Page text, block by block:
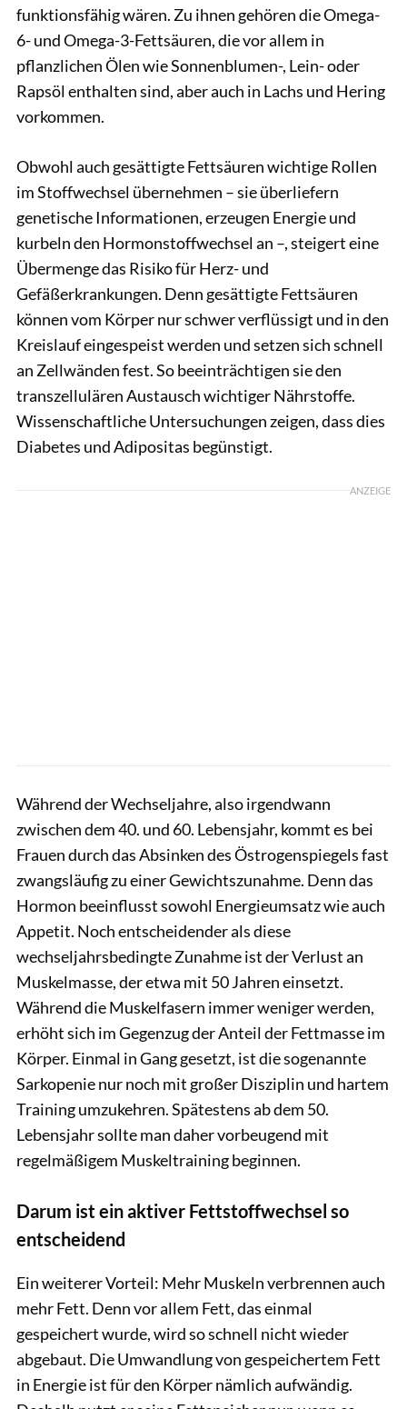
funktionsfähig wären. Zu ihnen gehören die Omega-
6- und Omega-3-Fettsäuren, die vor allem in
pflanzlichen Ölen wie Sonnenblumen-, Lein- oder
Rapsöl enthalten sind, aber auch in Lachs und Hering
vorkommen.
Obwohl auch gesättigte Fettsäuren wichtige Rollen
im Stoffwechsel übernehmen – sie überliefern
genetische Informationen, erzeugen Energie und
kurbeln den Hormonstoffwechsel an –, steigert eine
Übermenge das Risiko für Herz- und
Gefäßerkrankungen. Denn gesättigte Fettsäuren
können vom Körper nur schwer verflüssigt und in den
Kreislauf eingespeist werden und setzen sich schnell
an Zellwänden fest. So beeinträchtigen sie den
transzellulären Austausch wichtiger Nährstoffe.
Wissenschaftliche Untersuchungen zeigen, dass dies
Diabetes und Adipositas begünstigt.
ANZEIGE
Während der Wechseljahre, also irgendwann
zwischen dem 40. und 60. Lebensjahr, kommt es bei
Frauen durch das Absinken des Östrogenspiegels fast
zwangsläufig zu einer Gewichtszunahme. Denn das
Hormon beeinflusst sowohl Energieumsatz wie auch
Appetit. Noch entscheidender als diese
wechseljahrsbedingte Zunahme ist der Verlust an
Muskelmasse, der etwa mit 50 Jahren einsetzt.
Während die Muskelfasern immer weniger werden,
erhöht sich im Gegenzug der Anteil der Fettmasse im
Körper. Einmal in Gang gesetzt, ist die sogenannte
Sarkopenie nur noch mit großer Disziplin und hartem
Training umzukehren. Spätestens ab dem 50.
Lebensjahr sollte man daher vorbeugend mit
regelmäßigem Muskeltraining beginnen.
Darum ist ein aktiver Fettstoffwechsel so
entscheidend
Ein weiterer Vorteil: Mehr Muskeln verbrennen auch
mehr Fett. Denn vor allem Fett, das einmal
gespeichert wurde, wird so schnell nicht wieder
abgebaut. Die Umwandlung von gespeichertem Fett
in Energie ist für den Körper nämlich aufwändig.